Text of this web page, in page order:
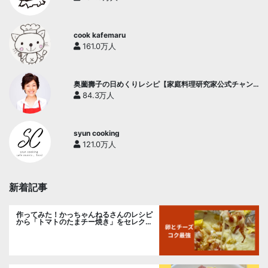
cook kafemaru
161.0万人
奥薗壽子の日めくりレシピ【家庭料理研究家公式チャン
ネル】
84.3万人
syun cooking
121.0万人
新着記事
作ってみた！かっちゃんねるさんのレシピ
から「トマトのたまチー焼き」をセレク